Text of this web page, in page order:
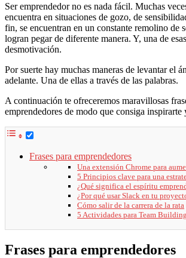
Ser emprendedor no es nada fácil. Muchas
encuentra en situaciones de gozo, de
fin, se encuentran en un constante remolino de
logran pegar de diferente manera. Y, una de
desmotivación.
Por suerte hay muchas maneras de levantar el
adelante. Una de ellas a través de las palabras.
A continuación te ofreceremos maravillosas
emprendedores de modo que consiga inspirarte
Frases para emprendedores
Una extensión Chrome para
5 Principios clave para una
¿Qué significa el espíritu
¿Por qué usar Slack en tu
Cómo salir de la carrera de la rata
5 Actividades para Team
Frases para emprendedores